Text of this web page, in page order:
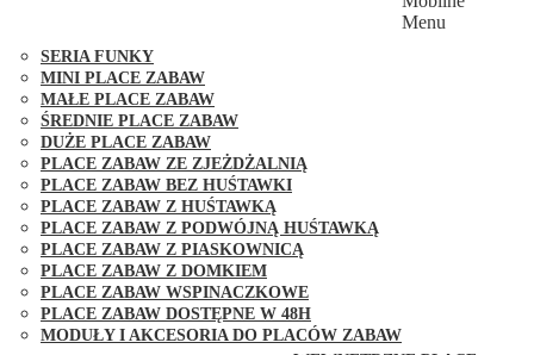
SERIA FUNKY
MINI PLACE ZABAW
MAŁE PLACE ZABAW
ŚREDNIE PLACE ZABAW
DUŻE PLACE ZABAW
PLACE ZABAW ZE ZJEŻDŻALNIĄ
PLACE ZABAW BEZ HUŚTAWKI
PLACE ZABAW Z HUŚTAWKĄ
PLACE ZABAW Z PODWÓJNĄ HUŚTAWKĄ
PLACE ZABAW Z PIASKOWNICĄ
PLACE ZABAW Z DOMKIEM
PLACE ZABAW WSPINACZKOWE
PLACE ZABAW DOSTĘPNE W 48H
MODUŁY I AKCESORIA DO PLACÓW ZABAW
Menu